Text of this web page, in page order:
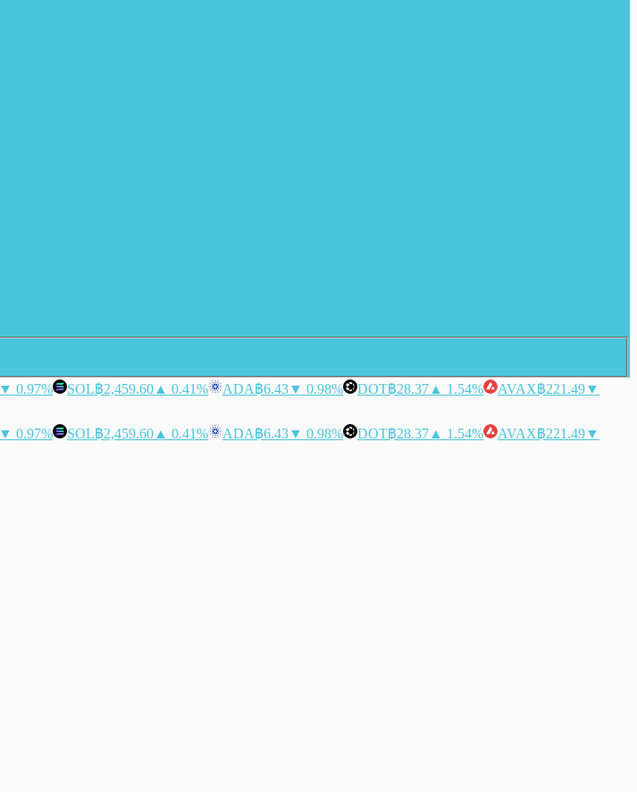
▼ 0.97% SOL฿2,459.60 ▲ 0.41% ADA฿6.43▼ 0.98% DOT฿28.37 ▲ 1.54% AVAX฿221.49▼
▼ 0.97% SOL฿2,459.60 ▲ 0.41% ADA฿6.43▼ 0.98% DOT฿28.37 ▲ 1.54% AVAX฿221.49▼